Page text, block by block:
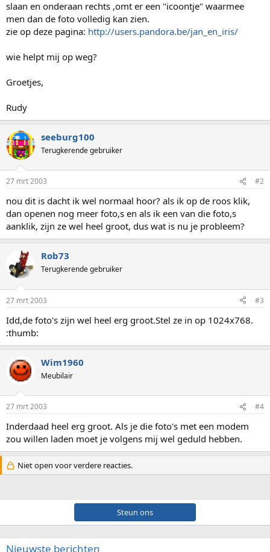
slaan en onderaan rechts ,omt er een "icoontje" waarmee
men dan de foto volledig kan zien.
zie op deze pagina: http://users.pandora.be/jan_en_iris/
wie helpt mij op weg?
Groetjes,
Rudy
seeburg100
Terugkerende gebruiker
27 mrt 2003 #2
nou dit is dacht ik wel normaal hoor? als ik op de roos klik,
dan openen nog meer foto,s en als ik een van die foto,s
aanklik, zijn ze wel heel groot, dus wat is nu je probleem?
Rob73
Terugkerende gebruiker
27 mrt 2003 #3
Idd,de foto's zijn wel heel erg groot.Stel ze in op 1024x768.
:thumb:
Wim1960
Meubilair
27 mrt 2003 #4
Inderdaad heel erg groot. Als je die foto's met een modem
zou willen laden moet je volgens mij wel geduld hebben.
Niet open voor verdere reacties.
Steun ons
Nieuwste berichten